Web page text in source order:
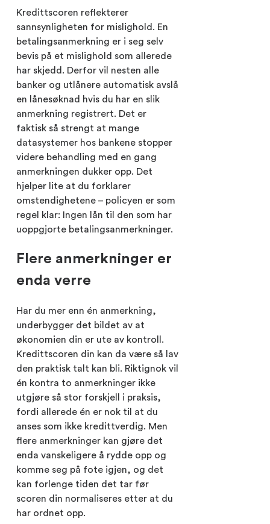
Kredittscoren reflekterer
sannsynligheten for mislighold. En
betalingsanmerkning er i seg selv
bevis på et mislighold som allerede
har skjedd. Derfor vil nesten alle
banker og utlånere automatisk avslå
en lånesøknad hvis du har en slik
anmerkning registrert. Det er
faktisk så strengt at mange
datasystemer hos bankene stopper
videre behandling med en gang
anmerkningen dukker opp. Det
hjelper lite at du forklarer
omstendighetene – policyen er som
regel klar: Ingen lån til den som har
uoppgjorte betalingsanmerkninger.
Flere anmerkninger er
enda verre
Har du mer enn én anmerkning,
underbygger det bildet av at
økonomien din er ute av kontroll.
Kredittscoren din kan da være så lav
den praktisk talt kan bli. Riktignok vil
én kontra to anmerkninger ikke
utgjøre så stor forskjell i praksis,
fordi allerede én er nok til at du
anses som ikke kredittverdig. Men
flere anmerkninger kan gjøre det
enda vanskeligere å rydde opp og
komme seg på fote igjen, og det
kan forlenge tiden det tar før
scoren din normaliseres etter at du
har ordnet opp.